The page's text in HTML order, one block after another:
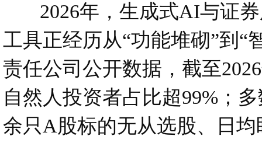
2026年，生成式AI与证券
工具正经历从“功能堆砌”到“
责任公司公开数据，截至
自然人投资者占比超99%；
余只A股标的无从选股、日